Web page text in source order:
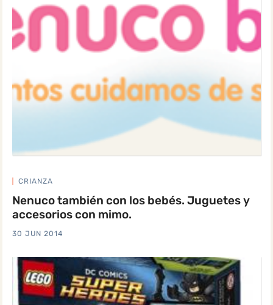
CRIANZA
Nenuco también con los bebés. Juguetes y
accesorios con mimo.
30 JUN 2014